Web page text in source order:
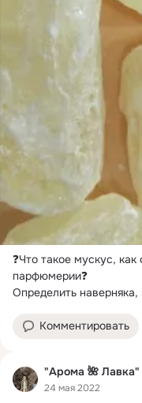
❓Что такое мускус,
парфюмерии❓
Определить наверняка,
Комментировать
"Арома 🌺 Лавка"
24 мая 2022